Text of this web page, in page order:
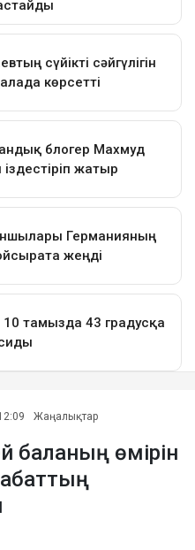
Жаңалықтар
баланың өмірін